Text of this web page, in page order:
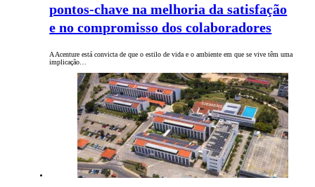
pontos-chave na melhoria da satisfação
e no compromisso dos colaboradores
A Acenture está convicta de que o estilo de vida e o ambiente em que se vive têm uma
implicação…